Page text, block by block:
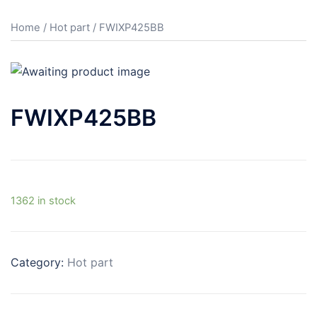
Home / Hot part / FWIXP425BB
FWIXP425BB
1362 in stock
Category: Hot part